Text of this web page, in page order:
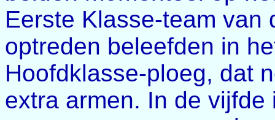
Eerste Klasse-team van
optreden beleefden in
Hoofdklasse-ploeg, dat
extra armen. In de